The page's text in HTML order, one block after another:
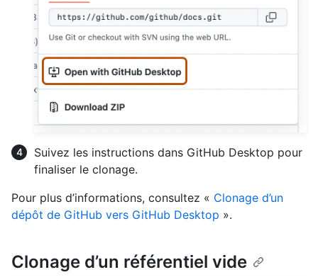
Suivez les instructions dans GitHub Desktop pour
finaliser le clonage.
Pour plus d’informations, consultez « Clonage d’un
dépôt de GitHub vers GitHub Desktop ».
Clonage d’un référentiel vide